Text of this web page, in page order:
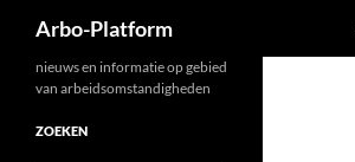
Arbo-Platform
nieuws en informatie op gebied
van arbeidsomstandigheden
ZOEKEN